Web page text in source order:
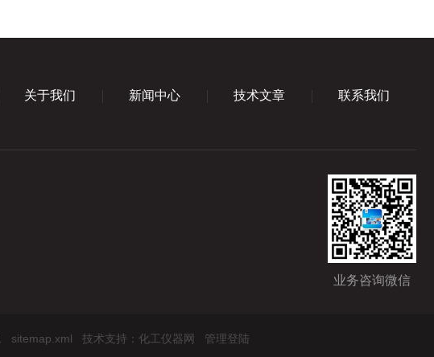
关于我们 新闻中心 技术文章 联系我们
业务咨询微信
sitemap.xml 技术支持： 化工仪器网 管理登陆